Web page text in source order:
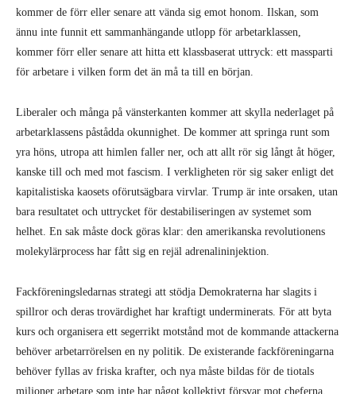
kanske till och med mot fascism. I verkligheten rör sig saker enligt det
kapitalistiska kaosets oförutsägbara virvlar. Trump är inte orsaken, utan
bara resultatet och uttrycket för destabiliseringen av systemet som
helhet. En sak måste dock göras klar: den amerikanska revolutionens
Fackföreningsledarnas strategi att stödja Demokraterna har slagits i
spillror och deras trovärdighet har kraftigt underminerats. För att byta
kurs och organisera ett segerrikt motstånd mot de kommande attackerna
behöver arbetarrörelsen en ny politik. De existerande fackföreningarna
behöver fyllas av friska krafter, och nya måste bildas för de tiotals
miljoner arbetare som inte har något kollektivt försvar mot cheferna.
Om de nuvarande ledarna är oförmögna att återuppliva de militanta
de att trängas undan och nya ledare kommer att stöpas i de kamper som
ligger framför oss.
Arbetarklassens strävanden sträcker sig långt utöver vad kapitalismen
kan erbjuda. Unga människor och arbetare kommer inte att ha något